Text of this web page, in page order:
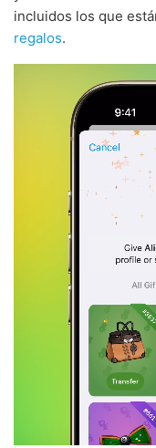
incluidos los que
regalos.